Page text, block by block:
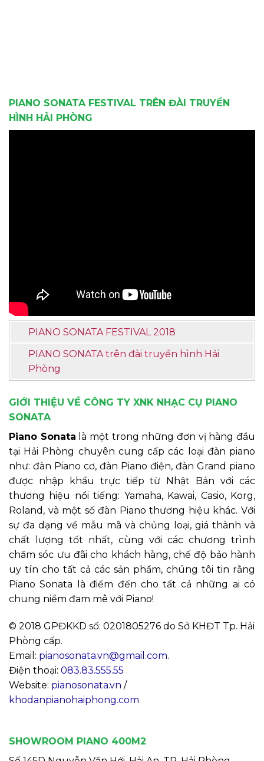
PIANO SONATA FESTIVAL TRÊN ĐÀI TRUYỀN
HÌNH HẢI PHÒNG
PIANO SONATA FESTIVAL 2018
PIANO SONATA trên đài truyền hình Hải
Phòng
GIỚI THIỆU VỀ CÔNG TY XNK NHẠC CỤ PIANO
SONATA
Piano Sonata là một trong những đơn vị hàng đầu
tại Hải Phòng chuyên cung cấp các loại đàn piano
như: đàn Piano cơ, đàn Piano điện, đàn Grand piano
được nhập khẩu trực tiếp từ Nhật Bản với các
thương hiệu nổi tiếng: Yamaha, Kawai, Casio, Korg,
Roland, và một số đàn Piano thương hiệu khác. Với
sự đa dạng về mẫu mã và chủng loại, giá thành và
chất lượng tốt nhất, cùng với các chương trình
chăm sóc ưu đãi cho khách hàng, chế độ bảo hành
uy tín cho tất cả các sản phẩm, chúng tôi tin rằng
Piano Sonata là điểm đến cho tất cả những ai có
chung niềm đam mê với Piano!
© 2018 GPĐKKD số: 0201805276 do Sở KHĐT Tp. Hải
Phòng cấp.
Email: pianosonata.vn@gmail.com.
Điện thoại: 083.83.555.55
Website: pianosonata.vn /
khodanpianohaiphong.com
SHOWROOM PIANO 400M2